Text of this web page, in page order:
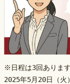
※日程は3回ありま
2025年5月20日（